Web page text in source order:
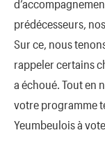
prédécesseurs,
Sur ce, nous
rappeler certains
a échoué. Tout en
votre programme
Yeumbeulois à